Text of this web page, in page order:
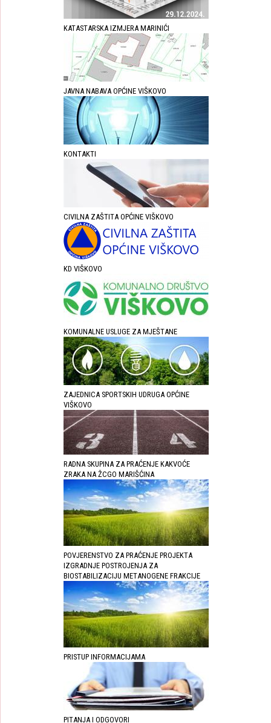
KATASTARSKA IZMJERA MARINIĆI
JAVNA NABAVA OPĆINE VIŠKOVO
KONTAKTI
CIVILNA ZAŠTITA OPĆINE VIŠKOVO
KD VIŠKOVO
KOMUNALNE USLUGE ZA MJEŠTANE
ZAJEDNICA SPORTSKIH UDRUGA OPĆINE
VIŠKOVO
RADNA SKUPINA ZA PRAĆENJE KAKVOĆE
ZRAKA NA ŽCGO MARIŠĆINA
POVJERENSTVO ZA PRAĆENJE PROJEKTA
IZGRADNJE POSTROJENJA ZA
BIOSTABILIZACIJU METANOGENE FRAKCIJE
PRISTUP INFORMACIJAMA
PITANJA I ODGOVORI